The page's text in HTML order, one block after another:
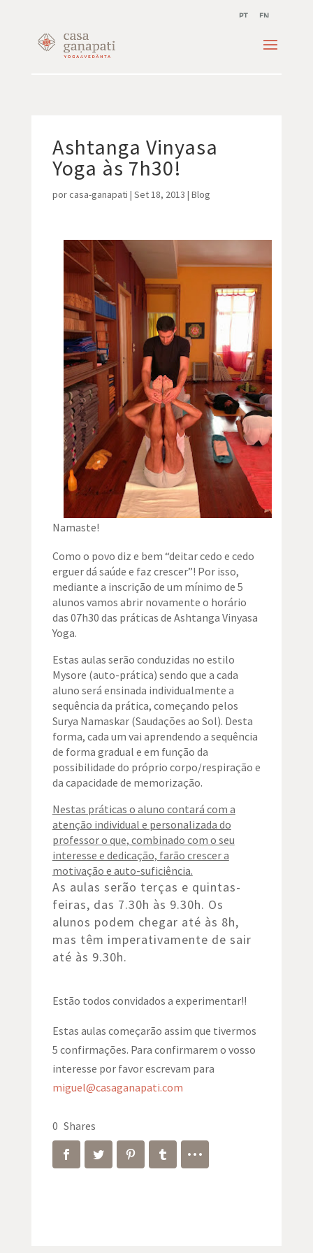
PT EN
Ashtanga Vinyasa
Yoga às 7h30!
porcasa-ganapati | Set 18, 2013 | Blog
Namaste!
Como o povo diz e bem “deitar cedo e cedo
erguer dá saúde e faz crescer”! Por isso,
mediante a inscrição de um mínimo de 5
alunos vamos abrir novamente o horário
das 07h30 das práticas de Ashtanga Vinyasa
Yoga.
Estas aulas serão conduzidas no estilo
Mysore (auto-prática) sendo que a cada
aluno será ensinada individualmente a
sequência da prática, começando pelos
Surya Namaskar (Saudações ao Sol). Desta
forma, cada um vai aprendendo a sequência
de forma gradual e em função da
possibilidade do próprio corpo/respiração e
da capacidade de memorização.
Nestas práticas o aluno contará com a
atenção individual e personalizada do
professor o que, combinado com o seu
interesse e dedicação, farão crescer a
motivação e auto-suficiência.
As aulas serão terças e quintas-
feiras, das 7.30h às 9.30h. Os
alunos podem chegar até às 8h,
mas têm imperativamente de sair
até às 9.30h.
Estão todos convidados a experimentar!!
Estas aulas começarão assim que tivermos
5 confirmações. Para confirmarem o vosso
interesse por favor escrevam para
miguel@casaganapati.com
0 Shares